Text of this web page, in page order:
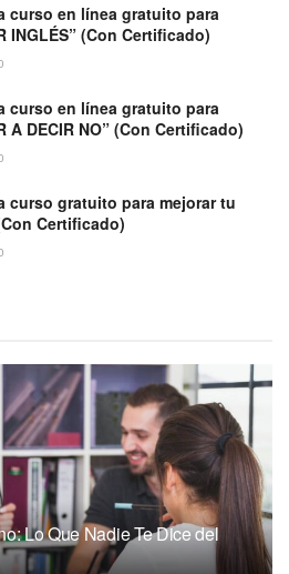
curso en línea gratuito para
INGLÉS” (Con Certificado)
curso en línea gratuito para
A DECIR NO” (Con Certificado)
curso gratuito para mejorar tu
Certificado)
Lo Que Nadie Te Dice del